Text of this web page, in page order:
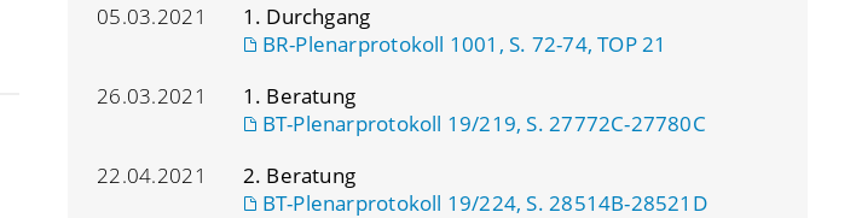
05.03.2021
1. Durchgang
BR-Plenarprotokoll 1001, S. 72-74, TOP 21
26.03.2021
1. Beratung
BT-Plenarprotokoll 19/219, S. 27772C-27780C
22.04.2021
2. Beratung
BT-Plenarprotokoll 19/224, S. 28514B-28521D